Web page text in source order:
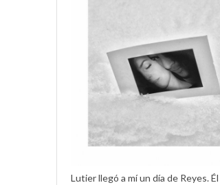
Lutier llegó a mí un día de Reyes.